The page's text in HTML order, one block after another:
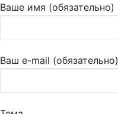
Ваше имя (обязательно)
Ваш e-mail (обязательно)